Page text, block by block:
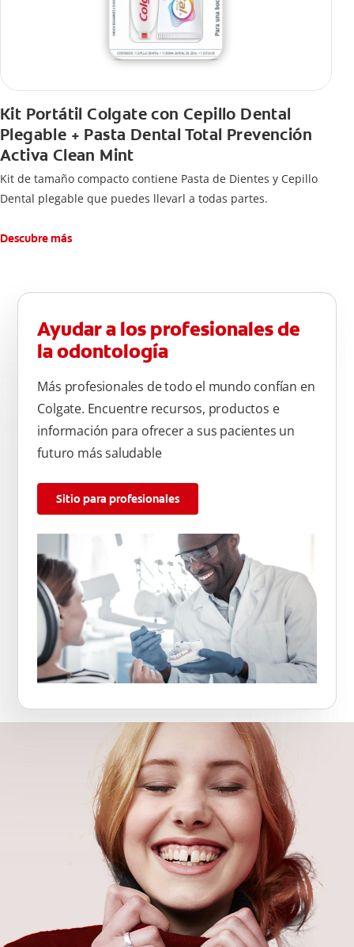
Kit Portátil Colgate con Cepillo Dental
Plegable + Pasta Dental Total Prevención
Activa Clean Mint
Kit de tamaño compacto contiene Pasta de Dientes y Cepillo
Dental plegable que puedes llevarl a todas partes.
Descubre más
Ayudar a los profesionales de
la odontología
Más profesionales de todo el mundo confían en
Colgate. Encuentre recursos, productos e
información para ofrecer a sus pacientes un
futuro más saludable
Sitio para profesionales